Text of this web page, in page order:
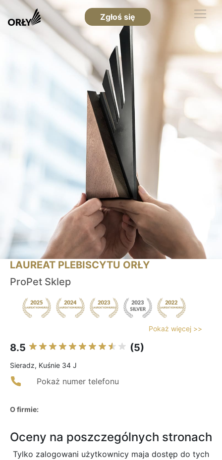
Zgłoś się
LAUREAT PLEBISCYTU ORŁY
ProPet Sklep
Pokaż więcej >>
8.5 (5)
Sieradz, Kuśnie 34 J
Pokaż numer telefonu
O firmie:
Oceny na poszczególnych stronach
Tylko zalogowani użytkownicy maja dostęp do tych